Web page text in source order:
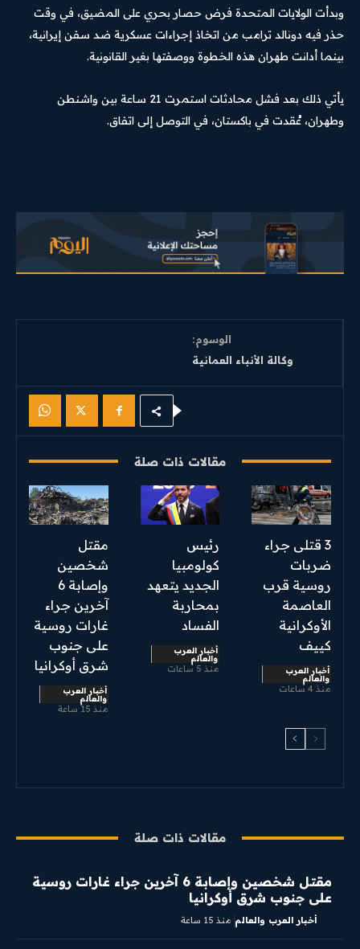
وبدأت الولايات المتحدة فرض حصار بحري على المضيق، في وقت
حذر فيه دونالد ترامب من اتخاذ إجراءات عسكرية ضد سفن إيرانية،
بينما أدانت طهران هذه الخطوة ووصفتها بغير القانونية.
يأتي ذلك بعد فشل محادثات استمرت 21 ساعة بين واشنطن
وطهران، عُقدت في باكستان، في التوصل إلى اتفاق.
الوسوم:
وكالة الأنباء العمانية
مقالات ذات صلة
3 قتلى جراء
ضربات
روسية قرب
العاصمة
الأوكرانية
كييف
أخبار العرب
والعالم
منذ 4 ساعات
رئيس
كولومبيا
الجديد يتعهد
بمحاربة
الفساد
أخبار العرب
والعالم
منذ 5 ساعات
مقتل
شخصين
وإصابة 6
آخرين جراء
غارات روسية
على جنوب
شرق أوكرانيا
أخبار العرب
والعالم
منذ 15 ساعة
مقالات ذات صلة
مقتل شخصين وإصابة 6 آخرين جراء غارات روسية
على جنوب شرق أوكرانيا
أخبار العرب والعالم منذ 15 ساعة